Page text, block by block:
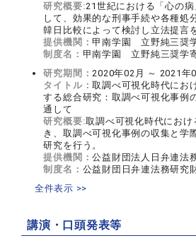
研究概要:21世紀における「心の
して、効果的な刑事手続や各種処
韓日比較によって検討し立法提言
提供機関：甲南学園 立野純三奨
制度名： 甲南学園 立野純三奨学
研究期間：2020年02月 ～ 2021年
タイトル：取調べ可視化時代にお
する総合研究：取調べ可視化事例
通して
研究概要:取調べ可視化時代におけ
き、取調べ可視化事例の収集と学
研究を行う。
提供機関：公益財団法人日弁連法
制度名： 公益財団日弁連法務研究
全件表示 >>
講演・口頭発表等